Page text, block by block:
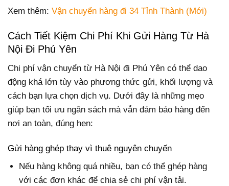
Xem thêm: Vận chuyển hàng đi 34 Tỉnh Thành (Mới)
Cách Tiết Kiệm Chi Phí Khi Gửi Hàng Từ Hà
Nội Đi Phú Yên
Chi phí vận chuyển từ Hà Nội đi Phú Yên có thể dao
động khá lớn tùy vào phương thức gửi, khối lượng và
cách bạn lựa chọn dịch vụ. Dưới đây là những mẹo
giúp bạn tối ưu ngân sách mà vẫn đảm bảo hàng đến
nơi an toàn, đúng hẹn:
Gửi hàng ghép thay vì thuê nguyên chuyến
Nếu hàng không quá nhiều, bạn có thể ghép hàng
với các đơn khác để chia sẻ chi phí vận tải.